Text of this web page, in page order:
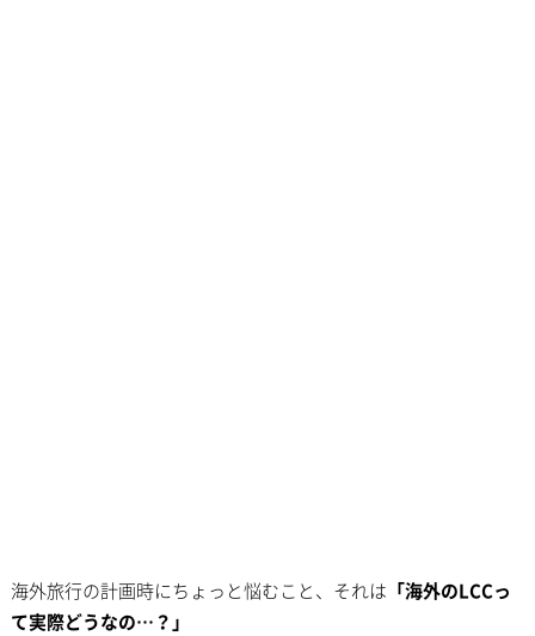
海外旅行の計画時にちょっと悩むこと、それは 「海外のLCCっ
て実際どうなの…？」